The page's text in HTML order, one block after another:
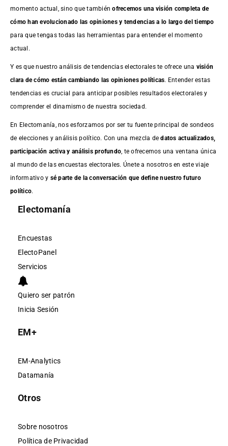
momento actual, sino que tambiénofrecemos una visión completa de
cómo han evolucionado las opiniones y tendencias a lo largo del tiempo
para que tengas todas las herramientas para entender el momento
actual.
Y es que nuestro análisis de tendencias electorales te ofrece una visión
clara de cómo están cambiando las opiniones políticas. Entender estas
tendencias es crucial para anticipar posibles resultados electorales y
comprender el dinamismo de nuestra sociedad.
En Electomanía, nos esforzamos por ser tu fuente principal de sondeos
de elecciones y análisis político. Con una mezcla dedatos actualizados,
participación activa y análisis profundo , te ofrecemos una ventana única
al mundo de las encuestas electorales. Únete a nosotros en este viaje
informativo y sé parte de la conversación que define nuestro futuro
político.
Electomanía
Encuestas
ElectoPanel
Servicios
Quiero ser patrón
Inicia Sesión
EM+
EM-Analytics
Datamanía
Otros
Sobre nosotros
Política de Privacidad